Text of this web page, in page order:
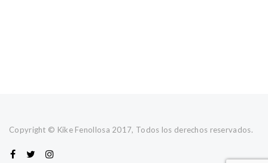
Copyright © Kike Fenollosa 2017, Todos los derechos reservados.